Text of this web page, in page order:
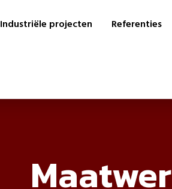
Industriële projecten Referenties